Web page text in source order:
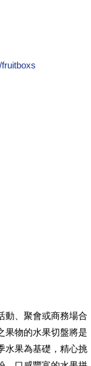
動、聚會或商務場合
果物的水果切盤將是
水果為基礎，精心挑